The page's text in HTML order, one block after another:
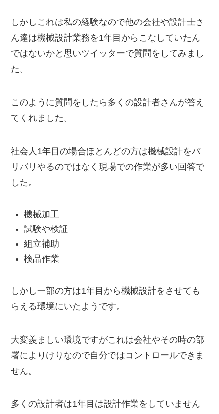
しかしこれは私の経験なので他の会社や設計士さ
ん達は機械設計業務を1年目からこなしていたん
ではないかと思いツイッターで質問をしてみまし
た。
このように質問をしたら多くの設計者さんが答え
てくれました。
社会人1年目の場合ほとんどの方は機械設計をバ
リバリやるのではなく現場での作業が多い 回答で
した。
機械加工
試験や検証
組立補助
検品作業
しかし一部の方は1年目から機械設計をさせても
らえる環境にいたようです。
大変羨ましい環境ですがこれは会社やその時の部
署によりけりなので自分ではコントロールできま
せん。
多くの設計者は1年目は設計作業をしていません